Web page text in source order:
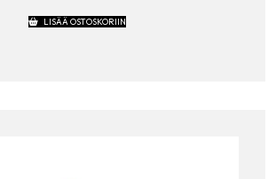
LISÄÄ OSTOSKORIIN